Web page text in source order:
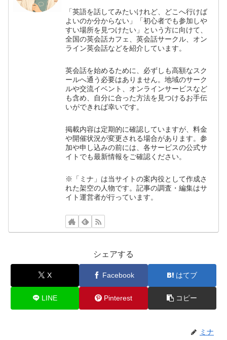
「英語を話してみたいけれど、どこへ行けば
よいのか分からない」「初心者でも参加しや
すい場所を見つけたい」という方に向けて、
全国の英会話カフェ、英会話サークル、オン
ライン英会話などを紹介しています。
英会話を始めるために、必ずしも高額なスク
ールへ通う必要はありません。地域のサーク
ルや交流イベント、オンラインサービスなど
も含め、自分に合った方法を見つけるお手伝
いができれば幸いです。
掲載内容は定期的に確認していますが、料金
や開催状況が変更される場合があります。参
加や申し込みの前には、各サービスの公式サ
イトでも最新情報をご確認ください。
※「ミナ」は当サイトの案内役として作成さ
れた架空の人物です。記事の調査・編集はサ
イト運営者が行っています。
シェアする
X Facebook はてブ
LINE Pinterest コピー
ミナ